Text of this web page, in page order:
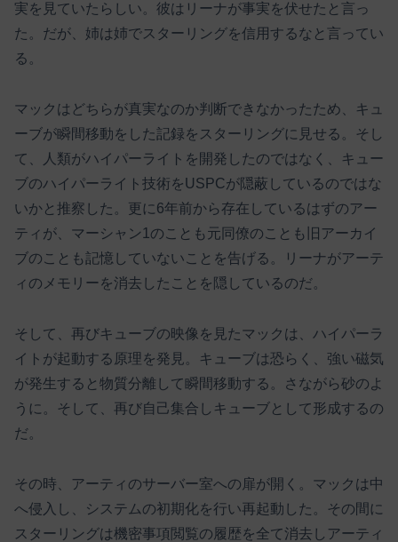
実を見ていたらしい。彼はリーナが事実を伏せたと言っ
た。だが、姉は姉でスターリングを信用するなと言ってい
る。
マックはどちらが真実なのか判断できなかったため、キュ
ーブが瞬間移動をした記録をスターリングに見せる。そし
て、人類がハイパーライトを開発したのではなく、キュー
ブのハイパーライト技術をUSPCが隠蔽しているのではな
いかと推察した。更に6年前から存在しているはずのアー
ティが、マーシャン1のことも元同僚のことも旧アーカイ
ブのことも記憶していないことを告げる。リーナがアーテ
ィのメモリーを消去したことを隠しているのだ。
そして、再びキューブの映像を見たマックは、ハイパーラ
イトが起動する原理を発見。キューブは恐らく、強い磁気
が発生すると物質分離して瞬間移動する。さながら砂のよ
うに。そして、再び自己集合しキューブとして形成するの
だ。
その時、アーティのサーバー室への扉が開く。マックは中
へ侵入し、システムの初期化を行い再起動した。その間に
スターリングは機密事項閲覧の履歴を全て消去しアーティ